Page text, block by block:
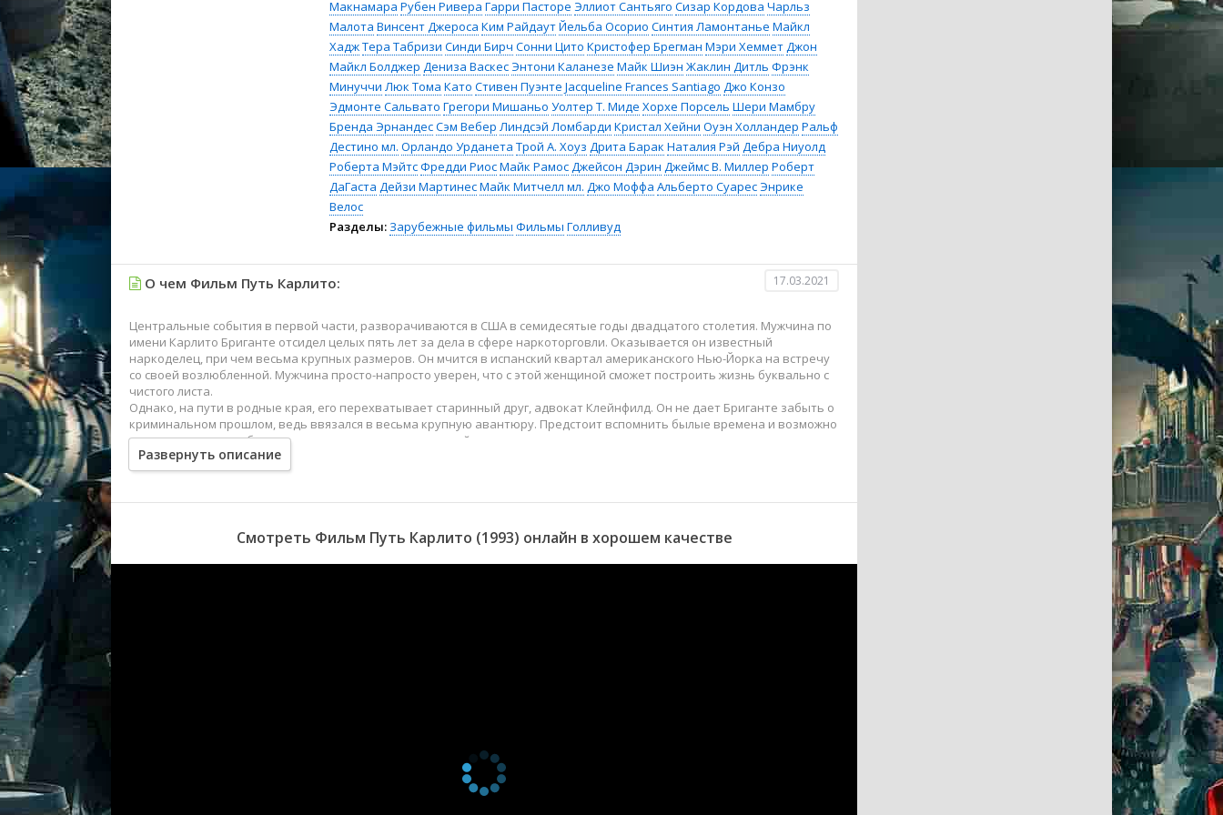
Макнамара Рубен Ривера Гарри Пасторе Эллиот Сантьяго Сизар Кордова Чарльз
Малота Винсент Джероса Ким РайдаутЙельба Осорио Синтия Ламонтанье Майкл
ХаджТера Табризи Синди Бирч Сонни Цито Кристофер Брегман Мэри ХемметДжон
Майкл Болджер Дениза ВаскесЭнтони Каланезе Майк Шиэн Жаклин Дитль Фрэнк
Минуччи Люк Тома Като Стивен Пуэнте Jacqueline Frances Santiago Джо Конзо
Эдмонте Сальвато Грегори Мишаньо Уолтер Т. Миде Хорхе Порсель Шери Мамбру
Бренда ЭрнандесСэм Вебер Линдсэй Ломбарди Кристал Хейни Оуэн Холландер Ральф
Дестино мл. Орландо Урданета Трой А. Хоуз Дрита Барак Наталия Рэй Дебра Ниуолд
Роберта МэйтсФредди РиосМайк РамосДжейсон Дэрин Джеймс В. Миллер Роберт
ДаГаста Дейзи МартинесМайк Митчелл мл. Джо Моффа Альберто СуаресЭнрике
Велос
Разделы: Зарубежные фильмы Фильмы Голливуд
О чем Фильм Путь Карлито: 17.03.2021
Центральные события в первой части, разворачиваются в США в семидесятые годы двадцатого столетия. Мужчина по
имени Карлито Бриганте отсидел целых пять лет за дела в сфере наркоторговли. Оказывается он известный
наркоделец, при чем весьма крупных размеров. Он мчится в испанский квартал американского Нью-Йорка на встречу
со своей возлюбленной. Мужчина просто-напросто уверен, что с этой женщиной сможет построить жизнь буквально с
чистого листа.
Однако, на пути в родные края, его перехватывает старинный друг, адвокат Клейнфилд. Он не дает Бриганте забыть о
криминальном прошлом, ведь ввязался в весьма крупную авантюру. Предстоит вспомнить былые времена и возможно
утонуть в пучине гибели, в которую загнал его же лучший друг.
Развернуть описание
Смотреть Фильм Путь Карлито (1993) онлайн в хорошем качестве